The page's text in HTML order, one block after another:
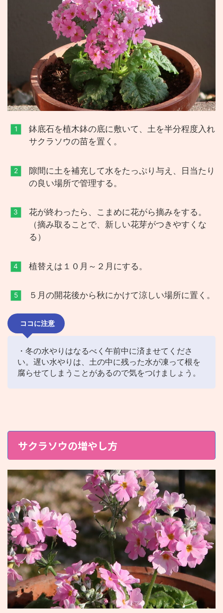
鉢底石を植木鉢の底に敷いて、土を半分程度入れ
サクラソウの苗を置く。
隙間に土を補充して水をたっぷり与え、日当たり
の良い場所で管理する。
花が終わったら、こまめに花がら摘みをする。
（摘み取ることで、新しい花芽がつきやすくな
る）
植替えは１０月～２月にする。
５月の開花後から秋にかけて涼しい場所に置く。
ココに注意
・冬の水やりはなるべく午前中に済ませてくださ
い。遅い水やりは、土の中に残った水が凍って根を
腐らせてしまうことがあるので気をつけましょう。
サクラソウの増やし方